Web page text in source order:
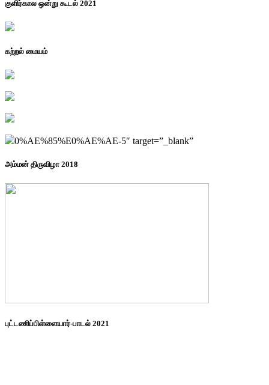
குளிர்கால ஒன்று கூடல் 2021
கற்றல் மையம்
0%AE%85%E0%AE%AE-5″ target=”_blank”
அம்மன் திருவிழா 2018
புட்டணிப்பிள்ளையார்-பாடல் 2021